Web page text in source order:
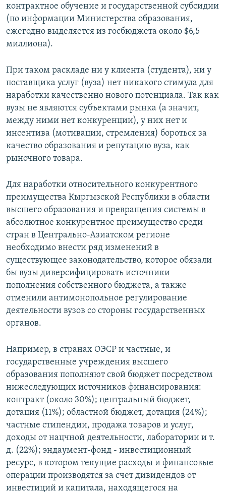
контрактное обучение и государственной субсидии
(по информации Министерства образования,
ежегодно выделяется из госбюджета около $6,5
миллиона).
При таком раскладе ни у клиента (студента), ни у
поставщика услуг (вуза) нет никакого стимула для
наработки качественно нового потенциала. Так как
вузы не являются субъектами рынка (а значит,
между ними нет конкуренции), у них нет и
инсентива (мотивации, стремления) бороться за
качество образования и репутацию вуза, как
рыночного товара.
Для наработки относительного конкурентного
преимущества Кыргызской Республики в области
высшего образования и превращения системы в
абсолютное конкурентное преимущество среди
стран в Центрально-Азиатском регионе
необходимо внести ряд изменений в
существующее законодательство, которое обязали
бы вузы диверсифицировать источники
пополнения собственного бюджета, а также
отменили антимонопольное регулирование
деятельности вузов со стороны государственных
органов.
Например, в странах ОЭСР и частные, и
государственные учреждения высшего
образования пополняют свой бюджет посредством
нижеследующих источников финансирования:
контракт (около 30%); центральный бюджет,
дотация (11%); областной бюджет, дотация (24%);
частные стипендии, продажа товаров и услуг,
доходы от нацчной деятельности, лаборатории и т.
д. (22%); эндаумент-фонд - инвестиционный
ресурс, в котором текущие расходы и финансовые
операции производятся за счет дивидендов от
инвестиций и капитала, находящегося на